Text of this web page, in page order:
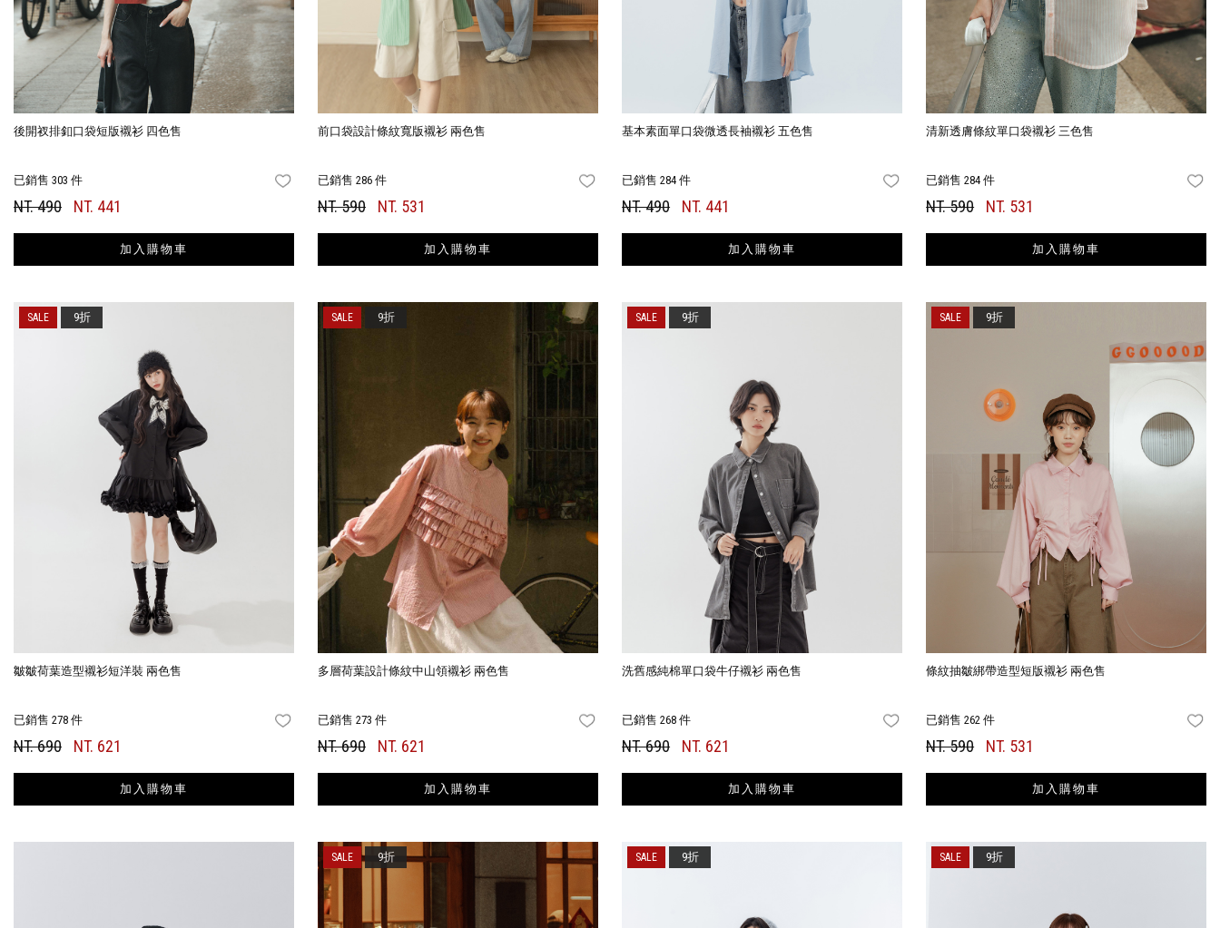
後開衩排釦口袋短版襯衫 四色售
已銷售 303 件 FAVORITES
NT. 490 NT. 441
加入購物車
前口袋設計條紋寬版襯衫 兩色售
已銷售 286 件 FAVORITES
NT. 590 NT. 531
加入購物車
基本素面單口袋微透長袖襯衫 五色售
已銷售 284 件 FAVORITES
NT. 490 NT. 441
加入購物車
清新透膚條紋單口袋襯衫 三色售
已銷售 284 件
NT. 590 NT. 531
加入購物車
皺皺荷葉造型襯衫短洋裝 兩色售
已銷售 278 件 FAVORITES
NT. 690 NT. 621
加入購物車
9折
多層荷葉設計條紋中山領襯衫 兩色售
已銷售 273 件 FAVORITES
NT. 690 NT. 621
加入購物車
9折
洗舊感純棉單口袋牛仔襯衫 兩色售
已銷售 268 件 FAVORITES
NT. 690 NT. 621
加入購物車
9折
條紋抽皺綁帶造型短版襯衫 兩色售
已銷售 262 件
NT. 590 NT. 531
加入購物車
9折
9折 9折 9折